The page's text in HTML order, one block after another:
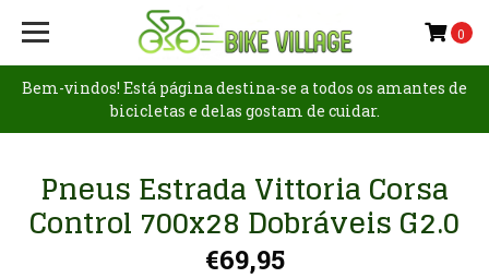
Bem-vindos! Está página destina-se a todos os amantes de
bicicletas e delas gostam de cuidar.
0
Pneus Estrada Vittoria Corsa
Control 700x28 Dobráveis G2.0
€69,95